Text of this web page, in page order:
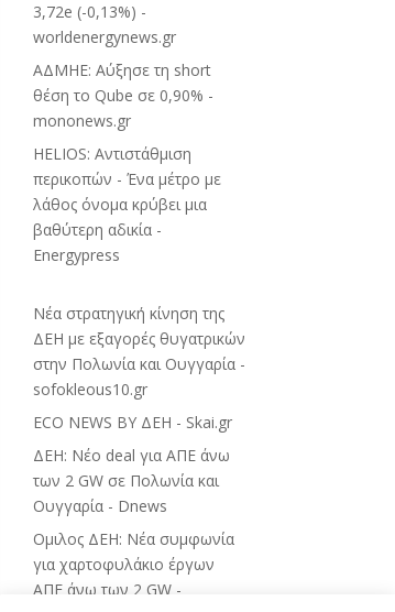
3,72e (-0,13%) -
worldenergynews.gr
ΑΔΜΗΕ: Αύξησε τη short
θέση το Qube σε 0,90% -
mononews.gr
HELIOS: Αντιστάθμιση
περικοπών - Ένα μέτρο με
λάθος όνομα κρύβει μια
βαθύτερη αδικία -
Energypress
Νέα στρατηγική κίνηση της
ΔΕΗ με εξαγορές θυγατρικών
στην Πολωνία και Ουγγαρία -
sofokleous10.gr
ECO NEWS BY ΔΕΗ - Skai.gr
ΔΕΗ: Νέο deal για ΑΠΕ άνω
των 2 GW σε Πολωνία και
Ουγγαρία - Dnews
Ομιλος ΔΕΗ: Νέα συμφωνία
για χαρτοφυλάκιο έργων
ΑΠΕ άνω των 2 GW -